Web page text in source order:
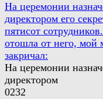
На церемонии
директором его
пятисот
отошла от него, мой
закричал:
На церемонии
директором
0232